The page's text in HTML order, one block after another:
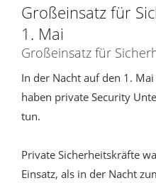
Großeinsatz für
1. Mai
Großeinsatz für
In der Nacht auf den 1.
haben private Security
tun.
Private Sicherheitskräfte
Einsatz, als in der Nacht